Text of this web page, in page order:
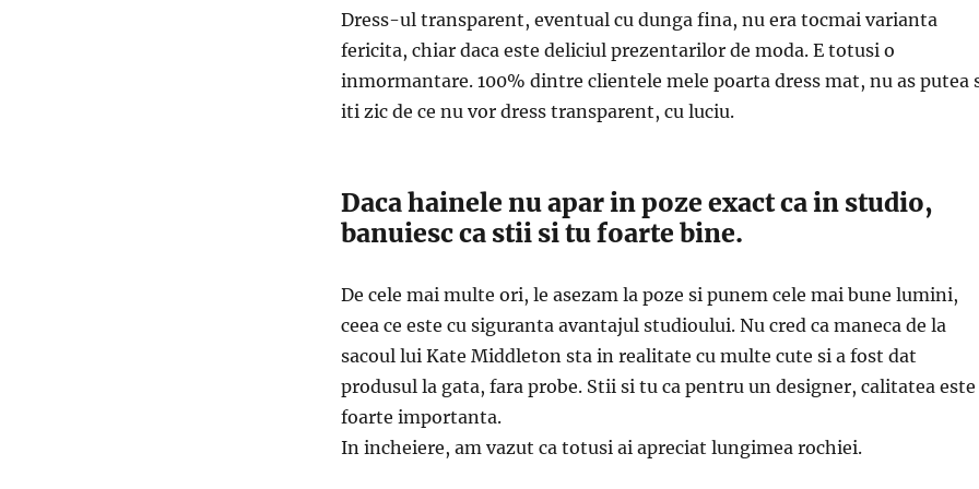
Dress-ul transparent, eventual cu dunga fina, nu era tocmai varianta
fericita, chiar daca este deliciul prezentarilor de moda. E totusi o
inmormantare. 100% dintre clientele mele poarta dress mat, nu as putea
iti zic de ce nu vor dress transparent, cu luciu.
Daca hainele nu apar in poze exact ca in studio,
banuiesc ca stii si tu foarte bine.
De cele mai multe ori, le asezam la poze si punem cele mai bune lumini,
ceea ce este cu siguranta avantajul studioului. Nu cred ca maneca de la
sacoul lui Kate Middleton sta in realitate cu multe cute si a fost dat
produsul la gata, fara probe. Stii si tu ca pentru un designer, calitatea este
foarte importanta.
In incheiere, am vazut ca totusi ai apreciat lungimea rochiei.